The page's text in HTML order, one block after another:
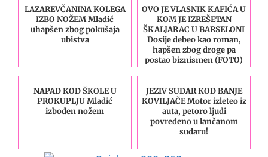
LAZAREVČANINA KOLEGA
IZBO NOŽEM Mladić
uhapšen zbog pokušaja
ubistva
OVO JE VLASNIK KAFIĆA U
KOM JE IZREŠETAN
ŠKALJARAC U BARSELONI
Dosije debeo kao roman,
hapšen zbog droge pa
postao biznismen (FOTO)
NAPAD KOD ŠKOLE U
PROKUPLJU Mladić
izboden nožem
JEZIV SUDAR KOD BANJE
KOVILJAČE Motor izleteo iz
auta, petoro ljudi
povređeno u lančanom
sudaru!